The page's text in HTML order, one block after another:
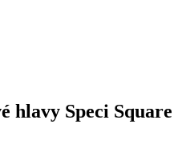
hlavy Speci Square